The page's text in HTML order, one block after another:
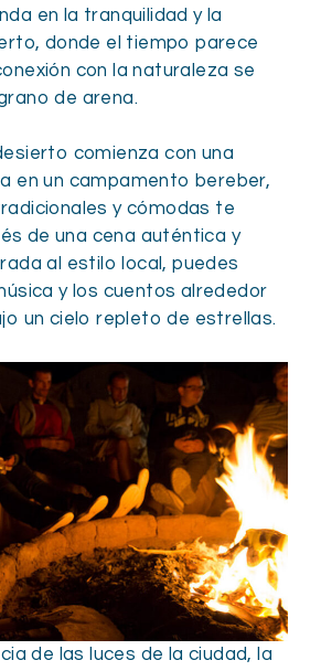
en la tranquilidad y la
donde el tiempo parece
con la naturaleza se
de arena.
comienza con una
en un campamento bereber,
y cómodas te
de una cena auténtica y
al estilo local, puedes
y los cuentos alrededor
un cielo repleto de estrellas.
de las luces de la ciudad, la